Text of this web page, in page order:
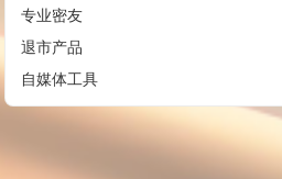
专业密友
退市产品
自媒体工具